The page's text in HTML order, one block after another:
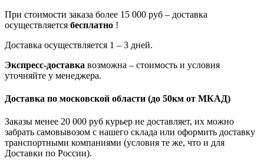
При стоимости заказа более 15 000 руб – доставка
осуществляется бесплатно !
Доставка осуществляется 1 – 3 дней.
Экспресс-доставка возможна – стоимость и условия
уточняйте у менеджера.
Доставка по московской области (до 50км от МКАД)
Заказы менее 20 000 руб курьер не доставляет, их можно
забрать самовывозом с нашего склада или оформить доставку
транспортными компаниями (условия те же, что и для
Доставки по России).